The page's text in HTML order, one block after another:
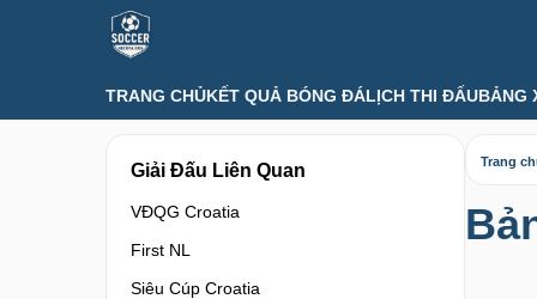
TRANG CHỦKẾT QUẢ BÓNG ĐÁLỊCH THI ĐẤUBẢNG
Giải Đấu Liên Quan
VĐQG Croatia
First NL
Siêu Cúp Croatia
Trang